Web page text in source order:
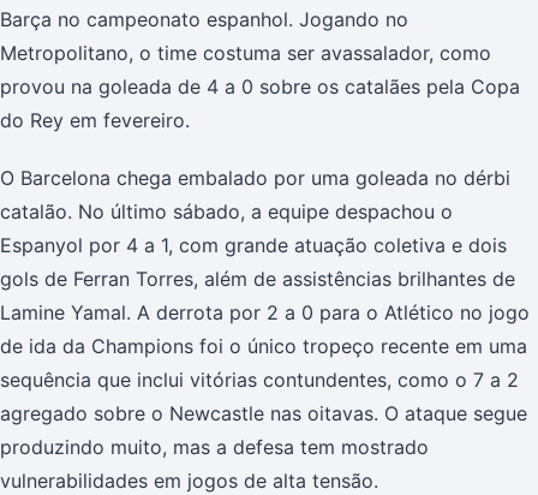
Barça no campeonato espanhol. Jogando no
Metropolitano, o time costuma ser avassalador, como
provou na goleada de 4 a 0 sobre os catalães pela Copa
do Rey em fevereiro.
O Barcelona chega embalado por uma goleada no dérbi
catalão. No último sábado, a equipe despachou o
Espanyol por 4 a 1, com grande atuação coletiva e dois
gols de Ferran Torres, além de assistências brilhantes de
Lamine Yamal. A derrota por 2 a 0 para o Atlético no jogo
de ida da Champions foi o único tropeço recente em uma
sequência que inclui vitórias contundentes, como o 7 a 2
agregado sobre o Newcastle nas oitavas. O ataque segue
produzindo muito, mas a defesa tem mostrado
vulnerabilidades em jogos de alta tensão.